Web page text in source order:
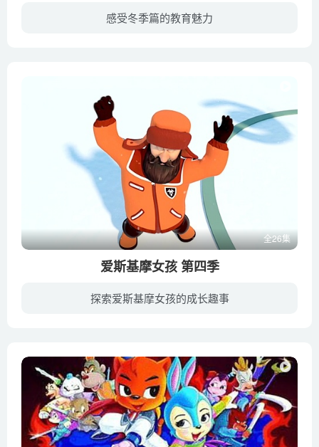
感受冬季篇的教育魅力
全26集
爱斯基摩女孩 第四季
探索爱斯基摩女孩的成长趣事